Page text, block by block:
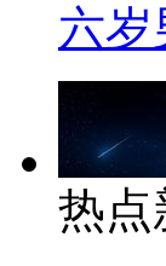
六
热点